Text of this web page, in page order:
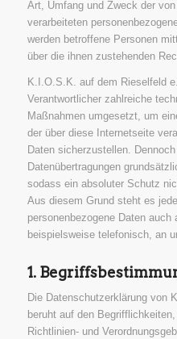
Art, Umfang und Zweck der
verarbeiteten
werden betroffene Personen
über die ihnen zustehenden
K.I.O.S.K. auf dem Rieselfeld
Verantwortlicher zahlreiche
Maßnahmen umgesetzt, um
der über diese Internetseite
Daten sicherzustellen.
Datenübertragungen
sodass ein absoluter Schutz
Aus diesem Grund steht es
personenbezogene Daten auch
beispielsweise telefonisch, an
1.
Die Datenschutzerklärung von
beruht auf den
Richtlinien- und